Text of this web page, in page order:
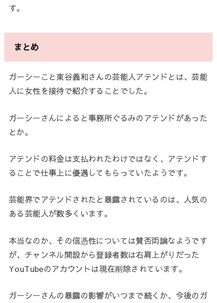
す。
まとめ
ガーシーこと東谷義和さんの芸能人アテンドとは、芸能
人に女性を接待で紹介することでした。
ガーシーさんによると事務所ぐるみのアテンドがあった
とか。
アテンドの料金は支払われたわけではなく、アテンドす
ることで仕事上に優遇してもらっていたようです。
芸能界でアテンドされたと暴露されているのは、人気の
ある芸能人が数多くいます。
本当なのか、その信憑性については賛否両論なようです
が、チャンネル開設から登録者数は右肩上がりだった
YouTubeのアカウントは現在削除されています。
ガーシーさんの暴露の影響がいつまで続くか、今後のガ